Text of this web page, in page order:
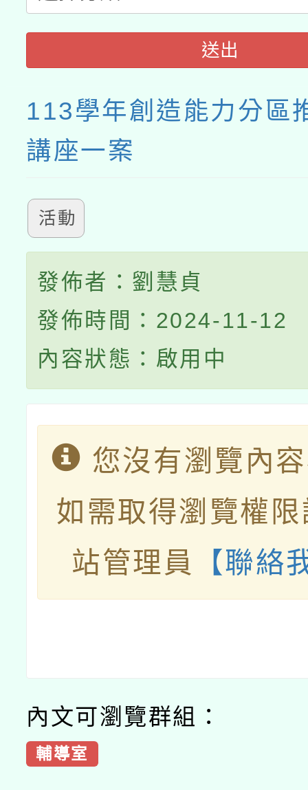
送出
113學年創造能力分區
講座一案
活動
發佈者：劉慧貞
發佈時間：2024-11-12
內容狀態：啟用中
您沒有瀏覽內
如需取得瀏覽權
站管理員
【聯絡
內文可瀏覽群組：
輔導室